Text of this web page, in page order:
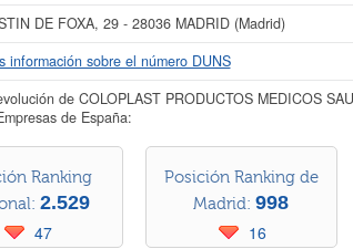
y consultar los resultados de sus años de actividad,
resultados disponibles.
TOP 100.000 EMPRESAS. Este distintivo se otorga
por volumen de facturación.
del informe de empresa se ha realizado el 05/08/2026.
DE FOXA, 29 - 28036 MADRID (Madrid)
información sobre el número DUNS
de COLOPLAST PRODUCTOS MEDICOS
de España:
Ranking
2.529
47
Posición Ranking de
Madrid: 998
16